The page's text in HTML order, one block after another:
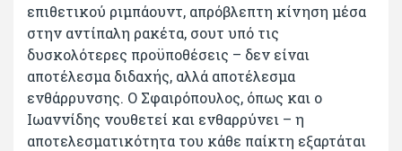
επιθετικού ριμπάουντ, απρόβλεπτη κίνηση μέσα
στην αντίπαλη ρακέτα, σουτ υπό τις
δυσκολότερες προϋποθέσεις – δεν είναι
αποτέλεσμα διδαχής, αλλά αποτέλεσμα
ενθάρρυνσης. Ο Σφαιρόπουλος, όπως και ο
Ιωαννίδης νουθετεί και ενθαρρύνει – η
αποτελεσματικότητα του κάθε παίκτη εξαρτάται